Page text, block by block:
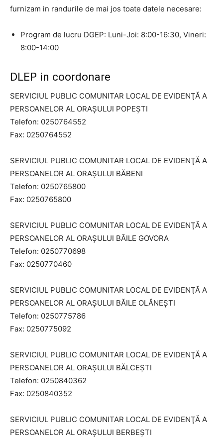
furnizam in randurile de mai jos toate datele necesare:
Program de lucru DGEP: Luni-Joi: 8:00-16:30, Vineri:
8:00-14:00
DLEP in coordonare
SERVICIUL PUBLIC COMUNITAR LOCAL DE EVIDENŢĂ A
PERSOANELOR AL ORAȘULUI POPEȘTI
Telefon: 0250764552
Fax: 0250764552
SERVICIUL PUBLIC COMUNITAR LOCAL DE EVIDENŢĂ A
PERSOANELOR AL ORAȘULUI BĂBENI
Telefon: 0250765800
Fax: 0250765800
SERVICIUL PUBLIC COMUNITAR LOCAL DE EVIDENŢĂ A
PERSOANELOR AL ORAȘULUI BĂILE GOVORA
Telefon: 0250770698
Fax: 0250770460
SERVICIUL PUBLIC COMUNITAR LOCAL DE EVIDENŢĂ A
PERSOANELOR AL ORAȘULUI BĂILE OLĂNEȘTI
Telefon: 0250775786
Fax: 0250775092
SERVICIUL PUBLIC COMUNITAR LOCAL DE EVIDENŢĂ A
PERSOANELOR AL ORAȘULUI BĂLCEȘTI
Telefon: 0250840362
Fax: 0250840352
SERVICIUL PUBLIC COMUNITAR LOCAL DE EVIDENŢĂ A
PERSOANELOR AL ORAȘULUI BERBEȘTI